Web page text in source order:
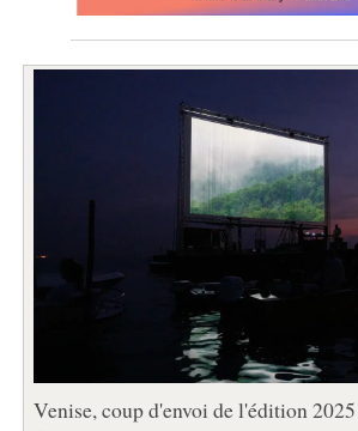
Venise, coup d'envoi de l'édition